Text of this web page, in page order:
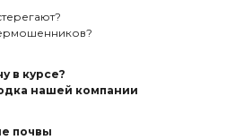
в курсе?
нашей компании
почвы